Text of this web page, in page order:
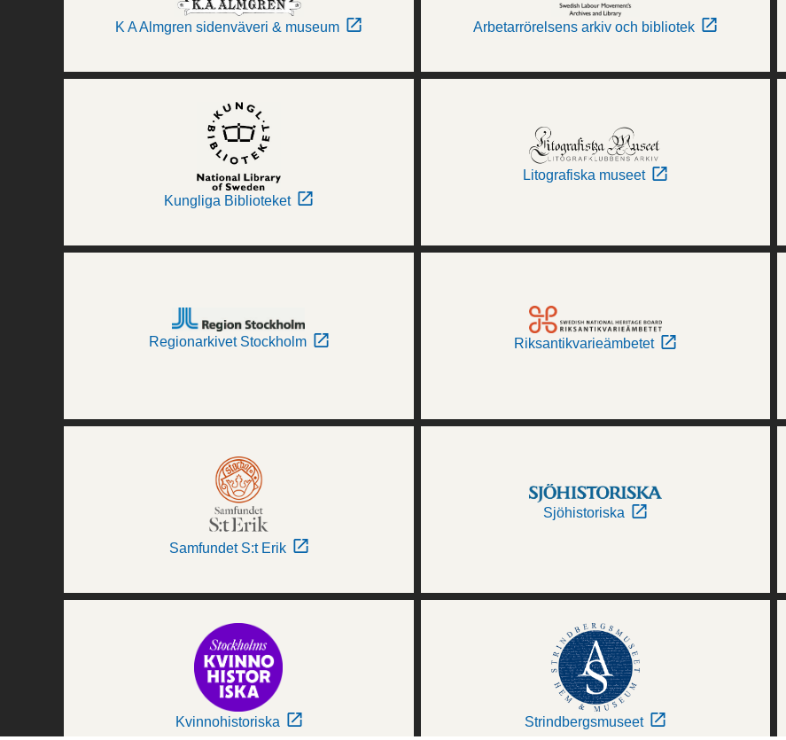
K A Almgren sidenväveri & museum Arbetarrörelsens arkiv och bibliotek
Kungliga Biblioteket
Litografiska museet
Regionarkivet Stockholm Riksantikvarieämbetet
Samfundet S:t Erik
Sjöhistoriska
Kvinnohistoriska Strindbergsmuseet